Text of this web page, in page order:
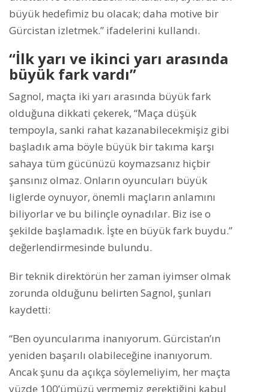
büyük hedefimiz bu olacak; daha motive bir
Gürcistan izletmek.” ifadelerini kullandı.
“İlk yarı ve ikinci yarı arasında
büyük fark vardı”
Sagnol, maçta iki yarı arasında büyük fark
olduğuna dikkati çekerek, “Maça düşük
tempoyla, sanki rahat kazanabilecekmişiz gibi
başladık ama böyle büyük bir takıma karşı
sahaya tüm gücünüzü koymazsanız hiçbir
şansınız olmaz. Onların oyuncuları büyük
liglerde oynuyor, önemli maçların anlamını
biliyorlar ve bu bilinçle oynadılar. Biz ise o
şekilde başlamadık. İşte en büyük fark buydu.”
değerlendirmesinde bulundu.
Bir teknik direktörün her zaman iyimser olmak
zorunda olduğunu belirten Sagnol, şunları
kaydetti:
“Ben oyuncularıma inanıyorum. Gürcistan’ın
yeniden başarılı olabileceğine inanıyorum.
Ancak şunu da açıkça söylemeliyim, her maçta
yüzde 100’ümüzü vermemiz gerektiğini kabul